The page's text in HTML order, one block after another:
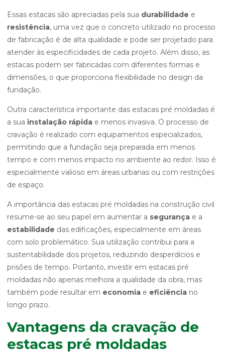
Essas estacas são apreciadas pela sua durabilidade e
resistência, uma vez que o concreto utilizado no processo
de fabricação é de alta qualidade e pode ser projetado para
atender às especificidades de cada projeto. Além disso, as
estacas podem ser fabricadas com diferentes formas e
dimensões, o que proporciona flexibilidade no design da
fundação.
Outra característica importante das estacas pré moldadas é
a sua instalação rápida e menos invasiva. O processo de
cravação é realizado com equipamentos especializados,
permitindo que a fundação seja preparada em menos
tempo e com menos impacto no ambiente ao redor. Isso é
especialmente valioso em áreas urbanas ou com restrições
de espaço.
A importância das estacas pré moldadas na construção civil
resume-se ao seu papel em aumentar a segurança e a
estabilidade das edificações, especialmente em áreas
com solo problemático. Sua utilização contribui para a
sustentabilidade dos projetos, reduzindo desperdícios e
prisões de tempo. Portanto, investir em estacas pré
moldadas não apenas melhora a qualidade da obra, mas
também pode resultar em economia e eficiência no
longo prazo.
Vantagens da cravação de
estacas pré moldadas